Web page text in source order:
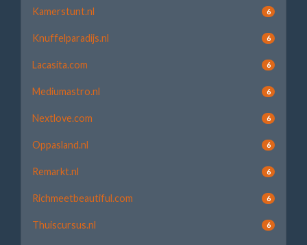
Kamerstunt.nl 6
Knuffelparadijs.nl 6
Lacasita.com 6
Mediumastro.nl 6
Nextlove.com 6
Oppasland.nl 6
Remarkt.nl 6
Richmeetbeautiful.com 6
Thuiscursus.nl 6